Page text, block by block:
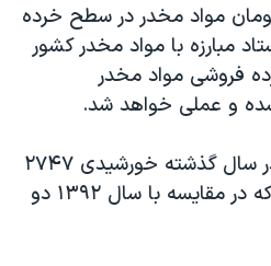
۲۰ میلیارد تومان مواد مخدر در سطح خرده
مبارزه با مواد مخدر کشور
فروشی مواد مخدر
شده و عملی خواهد شد.
برپایه آمار پزشکی قانونی در سال گذشته خورشیدی ۲۷۴۷
معتاد در ایران جان دادند که در مقایسه با سال ۱۳۹۲ دو